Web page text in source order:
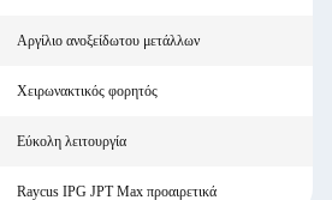
Αργίλιο ανοξείδωτου μετάλλων
Χειρωνακτικός φορητός
Εύκολη λειτουργία
Raycus IPG JPT Max προαιρετικά